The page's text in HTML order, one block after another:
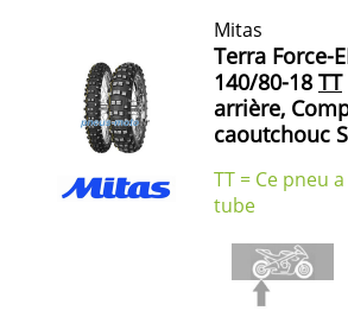
Mitas
Terra Force-
140/80-18 TT
arrière,
caoutchouc
TT = Ce pneu
tube